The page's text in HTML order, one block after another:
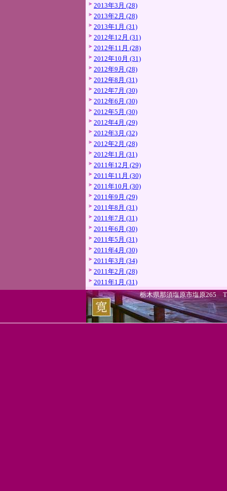
2013年3月 (28)
2013年2月 (28)
2013年1月 (31)
2012年12月 (31)
2012年11月 (28)
2012年10月 (31)
2012年9月 (28)
2012年8月 (31)
2012年7月 (30)
2012年6月 (30)
2012年5月 (30)
2012年4月 (29)
2012年3月 (32)
2012年2月 (28)
2012年1月 (31)
2011年12月 (29)
2011年11月 (30)
2011年10月 (30)
2011年9月 (29)
2011年8月 (31)
2011年7月 (31)
2011年6月 (30)
2011年5月 (31)
2011年4月 (30)
2011年3月 (34)
2011年2月 (28)
2011年1月 (31)
栃木県那須塩原市塩原265